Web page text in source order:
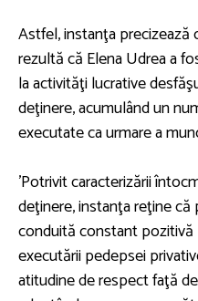
Astfel, instanţa precizează
rezultă că Elena Udrea a
la activităţi lucrative
deţinere, acumulând un
executate ca urmare a
'Potrivit caracterizării
deţinere, instanţa reţine
conduită constant pozitivă
executării pedepsei
atitudine de respect faţă